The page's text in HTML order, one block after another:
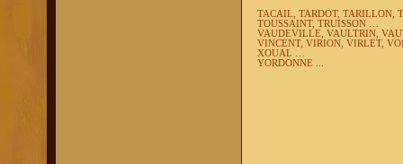
TACAIL, TARDOT, TARILLON,
TOUSSAINT, TRUISSON …
VAUDEVILLE, VAULTRIN,
VINCENT, VIRION, VIRLET,
XOUAL …
YORDONNE ...